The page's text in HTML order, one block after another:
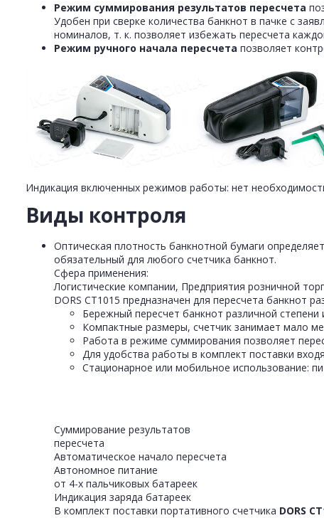
Режим суммирования результатов пересчета
Удобен при сверке количества банкнот в пачке с
номиналов, т. к. позволяет избежать пересчета
Режим ручного начала пересчета позволяет
Индикация включенных режимов работы: нет
Виды контроля
Оптическая плотность банкнотной бумаги
обязательный для любого счетчика банкнот.
Сфера применения:
Логистические компании, Предприятия розничной
DORS CT1015 предназначен для пересчета банкнот
Бережный пересчет банкнот различной степени
Компактные размеры, счетчик занимает мало
Работа в режиме суммирования позволяет
Для удобства работы в комплект поставки
Стационарное или мобильное использование:
Суммирование результатов
пересчета
Автоматическое начало пересчета
Автономное питание
от 4-х пальчиковых батареек
Индикация заряда батареек
В комплект поставки портативного счетчика DORS